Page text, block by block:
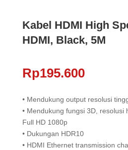
Kabel HDMI High
HDMI, Black, 5M
Rp195.600
• Mendukung output resolusi
• Mendukung fungsi 3D, resolusi
Full HD 1080p
• Dukungan HDR10
• HDMI Ethernet transmission